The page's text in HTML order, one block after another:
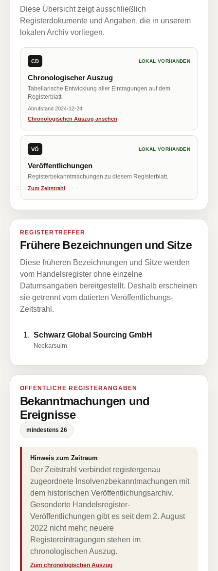
Diese Übersicht zeigt ausschließlich
Registerdokumente und Angaben, die in unserem
lokalen Archiv vorliegen.
CD LOKAL VORHANDEN
Chronologischer Auszug
Tabellarische Entwicklung aller Eintragungen auf dem
Registerblatt.
Abrufstand 2024-12-24
Chronologischen Auszug ansehen
VÖ LOKAL VORHANDEN
Veröffentlichungen
Registerbekanntmachungen zu diesem Registerblatt.
Zum Zeitstrahl
REGISTERTREFFER
Frühere Bezeichnungen und Sitze
Diese früheren Bezeichnungen und Sitze werden
vom Handelsregister ohne einzelne
Datumsangaben bereitgestellt. Deshalb erscheinen
sie getrennt vom datierten Veröffentlichungs-
Zeitstrahl.
Schwarz Global Sourcing GmbH
Neckarsulm
ÖFFENTLICHE REGISTERANGABEN
Bekanntmachungen und
Ereignisse
mindestens 26
Hinweis zum Zeitraum
Der Zeitstrahl verbindet registergenau
zugeordnete Insolvenzbekanntmachungen mit
dem historischen Veröffentlichungsarchiv.
Gesonderte Handelsregister-
Veröffentlichungen gibt es seit dem 2. August
2022 nicht mehr; neuere
Registereintragungen stehen im
chronologischen Auszug.
Zum chronologischen Auszug